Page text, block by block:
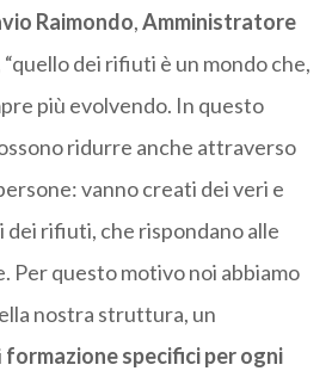
Raimondo,Amministratore
“quello dei rifiuti è un mondo che,
più evolvendo. In questo
ridurre anche attraverso
vanno creati dei veri e
rifiuti, che rispondano alle
Per questo motivo noi abbiamo
nostra struttura, un
formazione specifici per ogni